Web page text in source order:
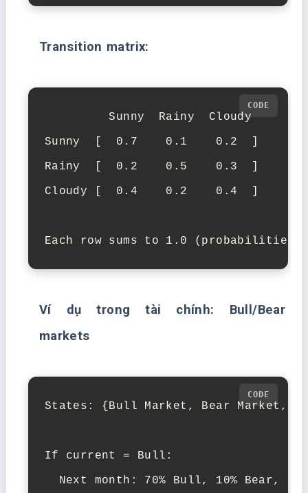
Transition matrix:
         Sunny  Rainy  Cloudy
Sunny  [  0.7    0.1    0.2  ]
Rainy  [  0.2    0.5    0.3  ]
Cloudy [  0.4    0.2    0.4  ]
Each row sums to 1.0 (probabilities)
Ví dụ trong tài chính: Bull/Bear
markets
States: {Bull Market, Bear Market,
If current = Bull:
Next month: 70% Bull, 10% Bear,